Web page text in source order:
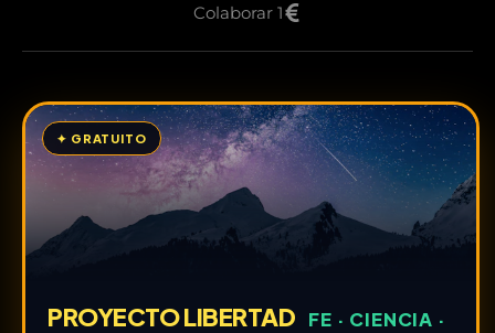
Colaborar 1
✦ GRATUITO
PROYECTO LIBERTAD
FE · CIENCIA ·